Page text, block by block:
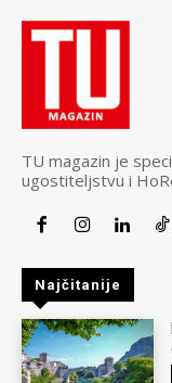
TU magazin je
ugostiteljstvu i
Najčitanije